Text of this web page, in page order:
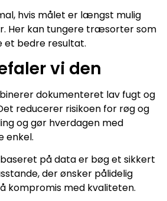
hvis målet er længst mulig
Her kan tungere træsorter som
et bedre resultat.
vi den
dokumenteret lav fugt og
reducerer risikoen for røg og
og gør hverdagen med
enkel.
på data er bøg et sikkert
der ønsker pålidelig
kompromis med kvaliteten.